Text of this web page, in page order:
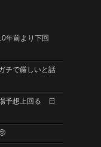
年前より下回
チで厳しいと話
予想上回る 日